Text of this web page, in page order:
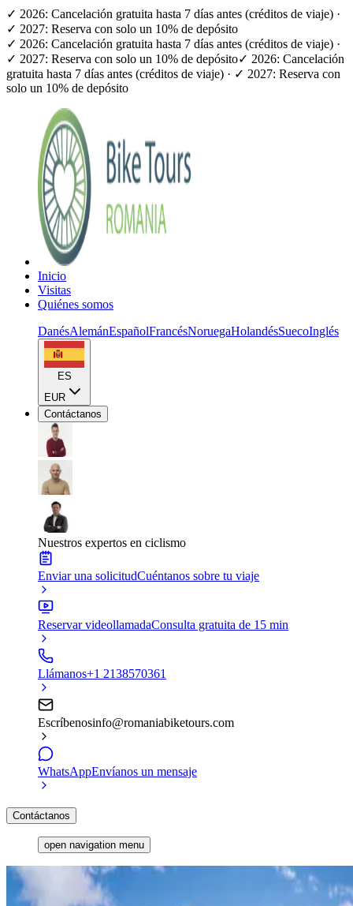
✓ 2026: Cancelación gratuita hasta 7 días antes (créditos de viaje) ·
✓ 2027: Reserva con solo un 10% de depósito
✓ 2026: Cancelación gratuita hasta 7 días antes (créditos de viaje) ·
✓ 2027: Reserva con solo un 10% de depósito✓ 2026: Cancelación
gratuita hasta 7 días antes (créditos de viaje) · ✓ 2027: Reserva con
solo un 10% de depósito
Inicio
Visitas
Quiénes somos
DanésAlemánEspañolFrancésNoruegaHolandésSuecoInglés
ES
EUR
Contáctanos
Nuestros expertos en ciclismo
Enviar una solicitudCuéntanos sobre tu viaje
Reservar videollamadaConsulta gratuita de 15 min
Llámanos+1 2138570361
Escríbenosinfo@romaniabiketours.com
WhatsAppEnvíanos un mensaje
Contáctanos
open navigation menu